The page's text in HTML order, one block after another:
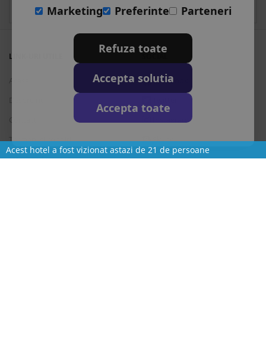
LINK-URI UTILE
Termeni si conditii
Intrebari frecvente
Facebook
Instagram
Skype
Marketing
Preferinte Parteneri
Refuza toate
Accepta solutia
Accepta toate
Acest hotel a fost vizionat astazi de 21 de persoane